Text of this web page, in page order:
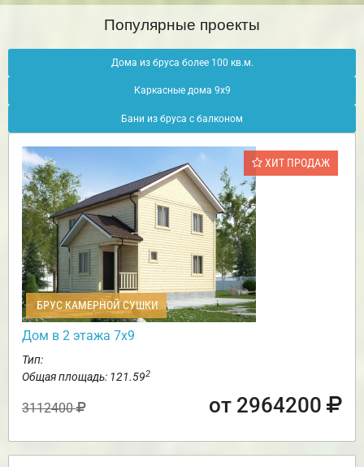
Популярные проекты
Дома из бруса более 100 кв.м.
Каркасные дома 9х9
Бани из бруса с балконом
ХИТ ПРОДАЖ
БРУС КАМЕРНОЙ СУШКИ
Дом в 2 этажа 7х9
Тип:
Общая площадь: 121.592
3112400 от 2964200